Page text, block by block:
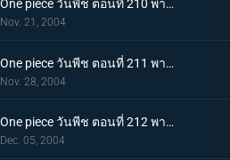
One piece วันพีช ตอนที่ 210 พากย์ไทย จิ้งจอกเงินฟ็อกซี่! การโจมตีก่อนกวนอันร้ายกาจ!
Nov. 21, 2004
One piece วันพีช ตอนที่ 211 พากย์ไทย ศึกรอบที่สอง! ถล่มคล็อกกี้ริงก์
Nov. 28, 2004
One piece วันพีช ตอนที่ 212 พากย์ไทย ใบแดงปลิวว่อน! คล็อกกี้ริงค์
Dec. 05, 2004